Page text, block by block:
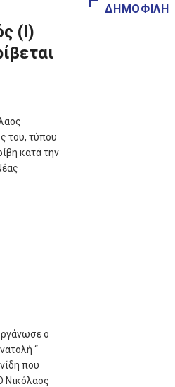
(Ι)
του, τύπου
κατά την
ο
“
που
Νικόλαος
ΔΗΜΟΦΙΛΉ